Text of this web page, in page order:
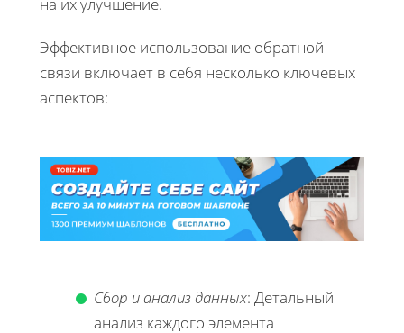
на их улучшение.
Эффективное использование обратной
связи включает в себя несколько ключевых
аспектов:
Сбор и анализ данных: Детальный
анализ каждого элемента